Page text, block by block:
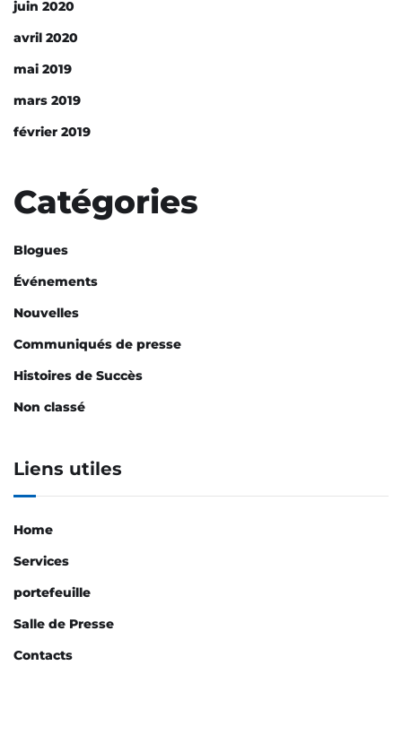
juin 2020
avril 2020
mai 2019
mars 2019
février 2019
Catégories
Blogues
Événements
Nouvelles
Communiqués de presse
Histoires de Succès
Non classé
Liens utiles
Home
Services
portefeuille
Salle de Presse
Contacts